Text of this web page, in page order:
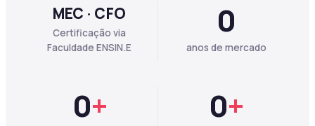
MEC · CFO
Certificação via
Faculdade ENSIN.E
0
anos de mercado
0+ 0+